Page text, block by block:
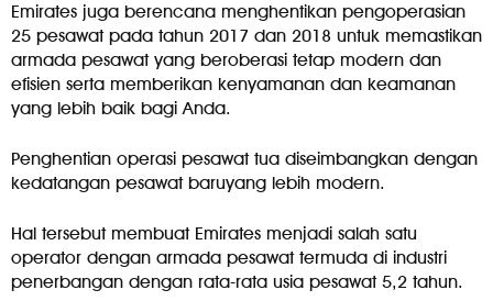
Emirates juga berencana menghentikan pengoperasian
25 pesawat pada tahun 2017 dan 2018 untuk memastikan
armada pesawat yang beroberasi tetap modern dan
efisien serta memberikan kenyamanan dan keamanan
yang lebih baik bagi Anda.
Penghentian operasi pesawat tua diseimbangkan dengan
kedatangan pesawat baruyang lebih modern.
Hal tersebut membuat Emirates menjadi salah satu
operator dengan armada pesawat termuda di industri
penerbangan dengan rata-rata usia pesawat 5,2 tahun.